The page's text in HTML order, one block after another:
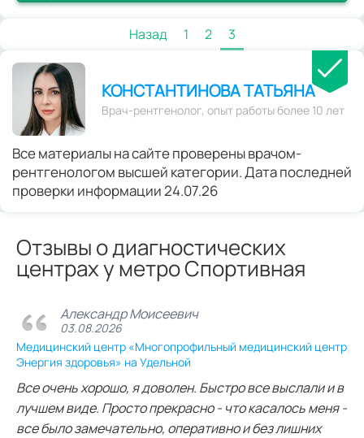
Назад 1 2 3
КОНСТАНТИНОВА ТАТЬЯНА
Врач-рентгенолог, опыт работы более 10 лет
Все материалы на сайте проверены врачом-
рентгенологом высшей категории. Дата последней
проверки информации 24.07.26
Отзывы о диагностических
центрах у метро Спортивная
Александр Моисеевич
03.08.2026
Медицинский центр «Многопрофильный медицинский центр
Энергия здоровья» на Удельной
Все очень хорошо, я доволен. Быстро все выслали и в
лучшем виде. Просто прекрасно - что касалось меня -
все было замечательно, оперативно и без лишних